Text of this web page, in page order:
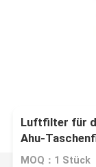
Luftfilter für
Ahu-
MOQ：1 Stück